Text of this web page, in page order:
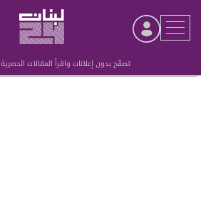
تصفّح بدون إعلانات واقرأ المقالات الحصرية
Advertisement